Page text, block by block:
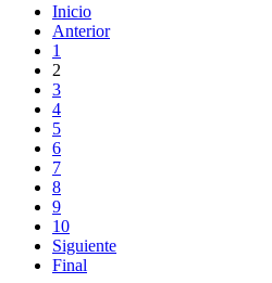
Inicio
Anterior
1
2
3
4
5
6
7
8
9
10
Siguiente
Final